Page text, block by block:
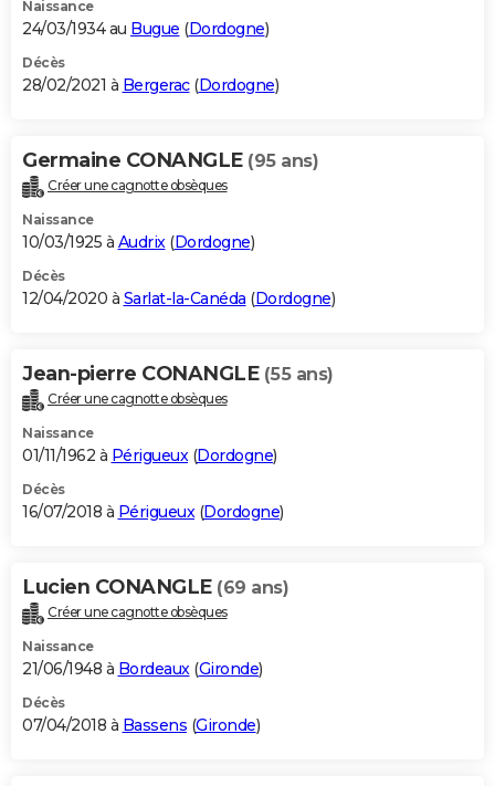
Naissance
24/03/1934 au Bugue (Dordogne)
Décès
28/02/2021 à Bergerac(Dordogne)
Germaine CONANGLE (95 ans)
Créer une cagnotte obsèques
Naissance
10/03/1925 à Audrix(Dordogne)
Décès
12/04/2020 à Sarlat-la-Canéda (Dordogne)
Jean-pierre CONANGLE (55 ans)
Créer une cagnotte obsèques
Naissance
01/11/1962 à Périgueux(Dordogne)
Décès
16/07/2018 à Périgueux(Dordogne)
Lucien CONANGLE (69 ans)
Créer une cagnotte obsèques
Naissance
21/06/1948 à Bordeaux(Gironde)
Décès
07/04/2018 à Bassens (Gironde)